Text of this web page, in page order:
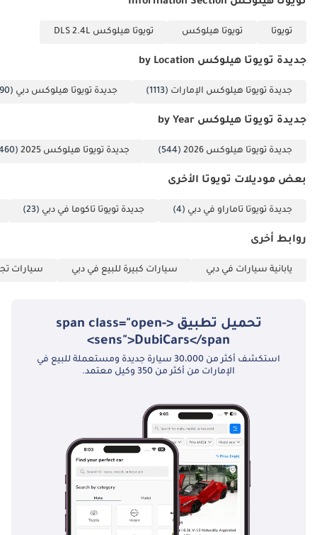
تويوتا تويوتا هيلوكس تويوتا هيلوكس DLS 2.4L
جديدة تويوتا هيلوكس by Location
جديدة تويوتا هيلوكس الإمارات (1113) جديدة تويوتا هيلوكس دبي (1090)
جديدة تويوتا هيلوكس by Year
جديدة تويوتا هيلوكس 2026 (544) جديدة تويوتا هيلوكس 2025 (460)
بعض موديلات تويوتا الأخرى
جديدة تويوتا تاماراو في دبي (4) جديدة تويوتا تاكوما في دبي (23)
روابط أخرى
يابانية سيارات في دبي سيارات كبيرة للبيع في دبي سيارات
تحميل تطبيق <span class="open-
sens">DubiCars</span>
استكشف أكثر من 30،000 سيارة جديدة ومستعملة للبيع في
الإمارات من أكثر من 350 وكيل معتمد.